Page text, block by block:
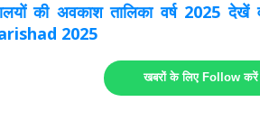
की अवकाश तालिका वर्ष
2025
खबरों के लिए Follow